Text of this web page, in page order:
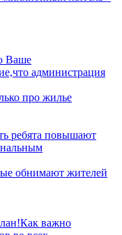
Ваше
администрация
про жилье
ребята повышают
обнимают жителей
важно